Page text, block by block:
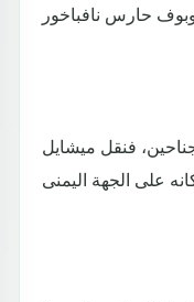
فنقل ميشايل